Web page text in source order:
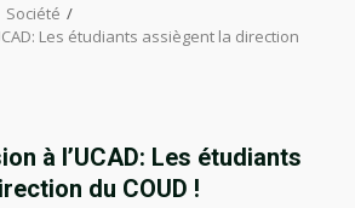
Société
Les étudiants assiègent la direction
à l’UCAD: Les étudiants
du COUD !